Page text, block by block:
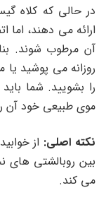
در حالی که کلاه
ارائه می دهند،
آن مرطوب شوند.
روزانه می پوشید
موی طبیعی خود آن
نکته اصلی: از
بین روبالشتی
می کند.